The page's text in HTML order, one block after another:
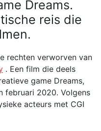
Dreams.
reis die
rechten verworven van
. Een film die deels
game Dreams,
februari 2020. Volgens
acteurs met CGI